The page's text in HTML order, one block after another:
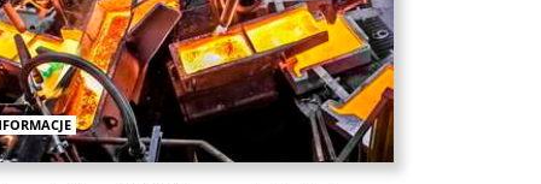
Analizy